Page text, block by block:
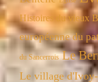
Histoires du vieux
européenne du
du Sancerrois Le
Le village